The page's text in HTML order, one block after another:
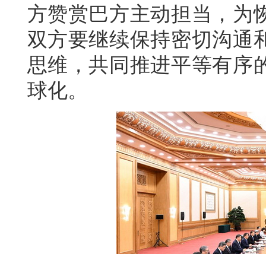
方赞赏巴方主动担当，为
双方要继续保持密切沟通
思维，共同推进平等有序
球化。